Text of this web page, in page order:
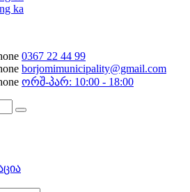
0367 22 44 99
borjomimunicipality@gmail.com
ორშ-პარ: 10:00 - 18:00